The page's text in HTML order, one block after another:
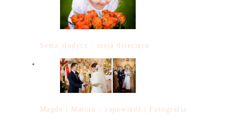
Sama słodycz - sesja dziecięca
Magda i Marcin - zapowiedź | Fotografia